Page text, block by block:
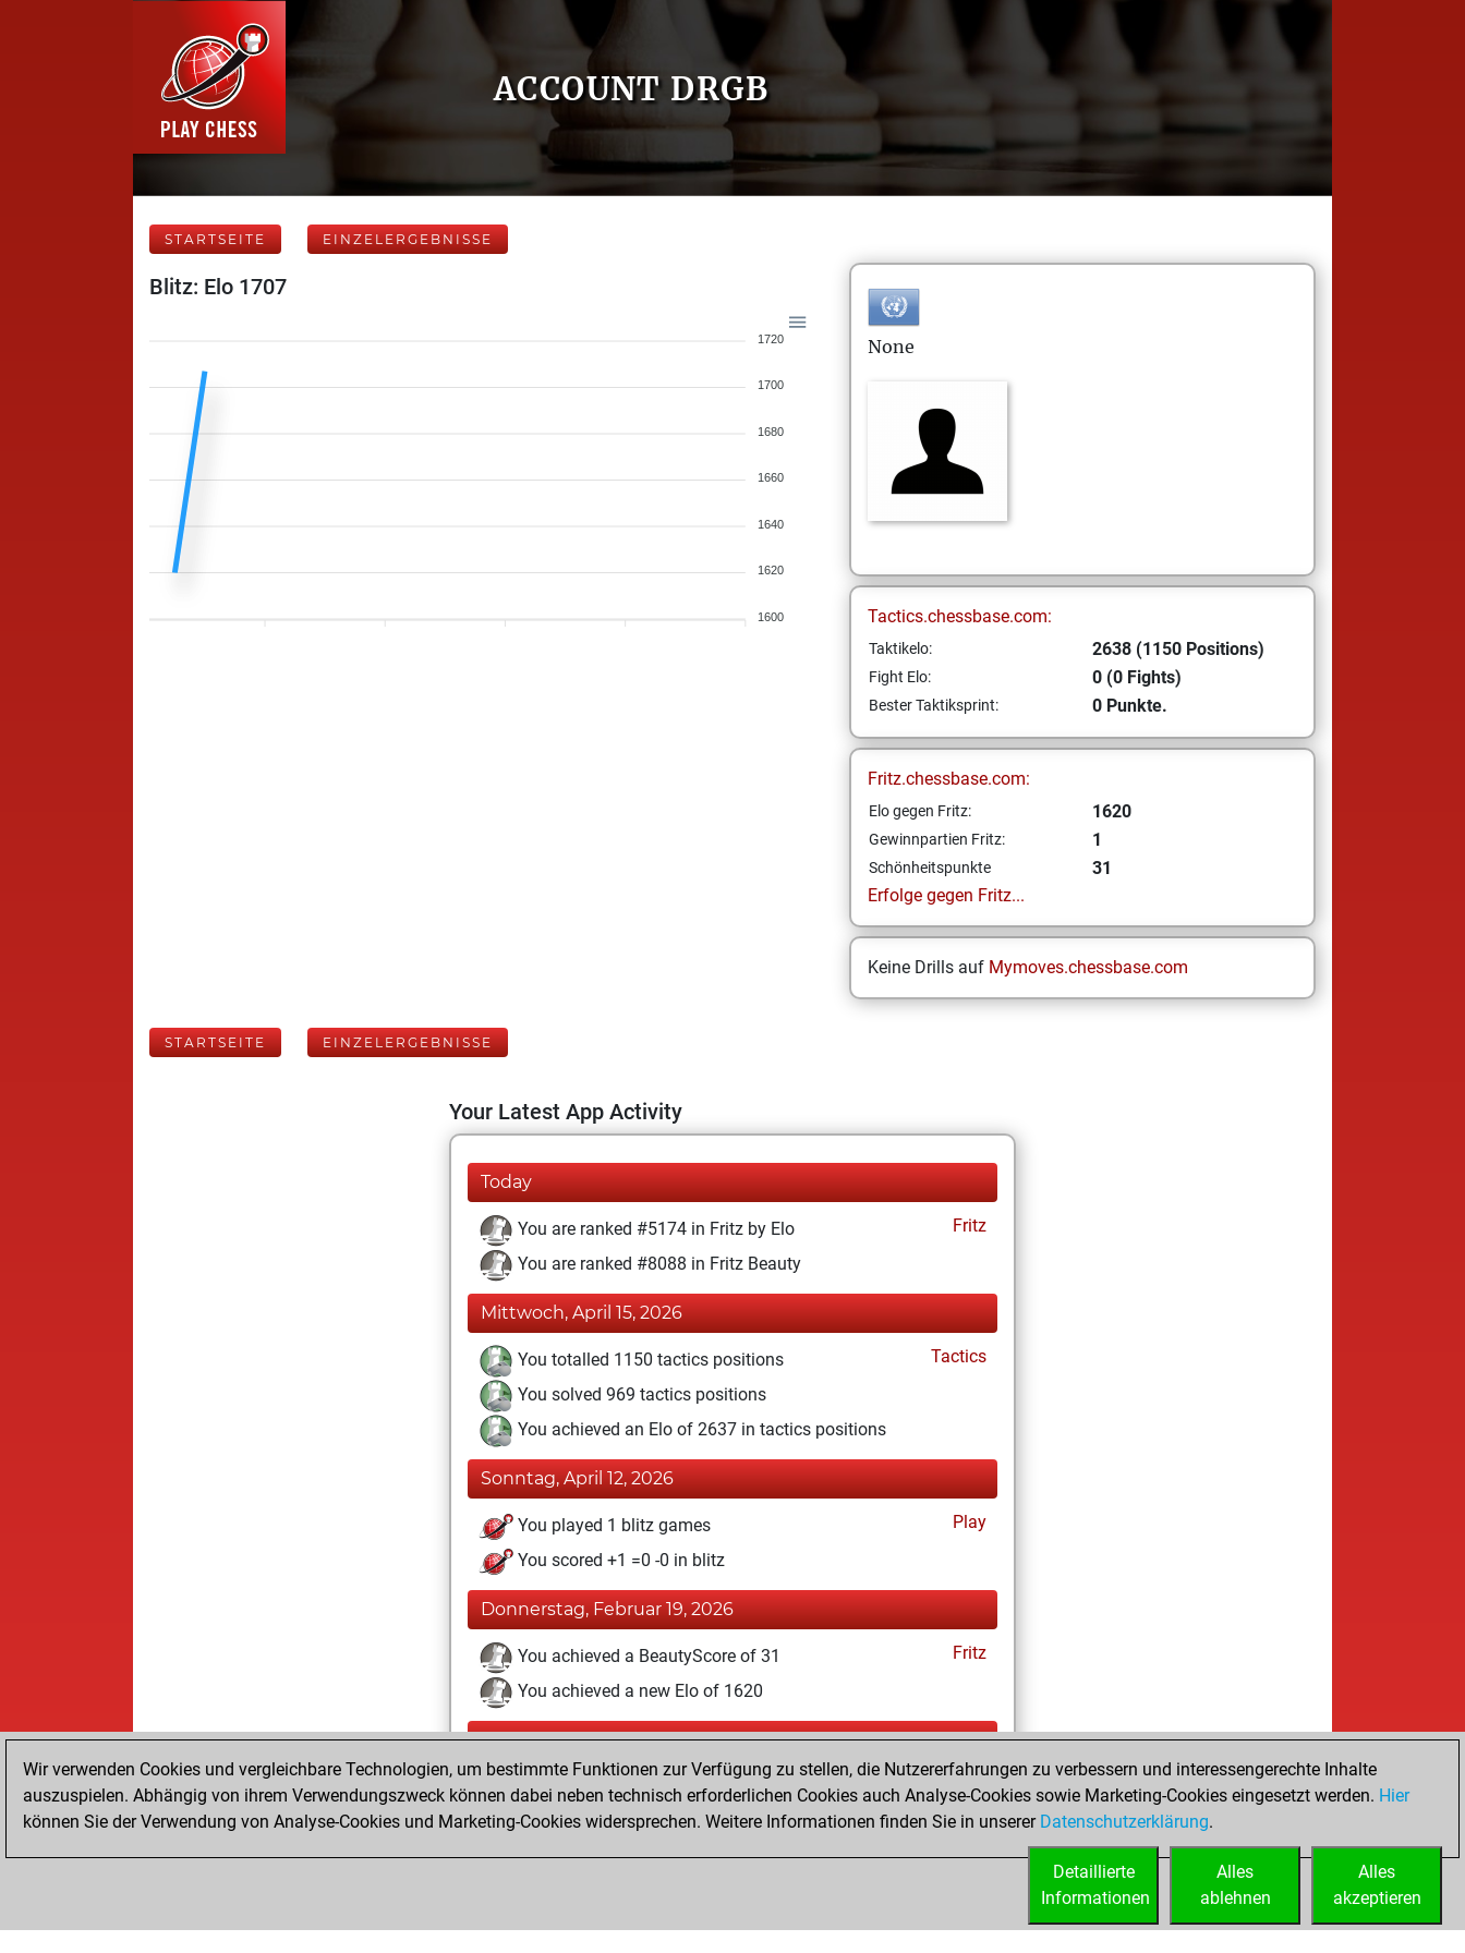
ACCOUNT DRGB
STARTSEITE EINZELERGEBNISSE
Blitz: Elo 1707
1720
1700
1680
1660
1640
1620
1600
None
Tactics.chessbase.com:
Taktikelo: 2638 (1150 Positions)
Fight Elo: 0 (0 Fights)
Bester Taktiksprint: 0 Punkte.
Fritz.chessbase.com:
Elo gegen Fritz: 1620
Gewinnpartien Fritz: 1
Schönheitspunkte
31
Erfolge gegen Fritz...
Keine Drills auf Mymoves.chessbase.com
STARTSEITE EINZELERGEBNISSE
Your Latest App Activity
Today
You are ranked #5174 in Fritz by Elo
Fritz
You are ranked #8088 in Fritz Beauty
Mittwoch, April 15, 2026
You totalled 1150 tactics positions
Tactics
You solved 969 tactics positions
You achieved an Elo of 2637 in tactics positions
Sonntag, April 12, 2026
You played 1 blitz games
Play
You scored +1 =0 -0 in blitz
Donnerstag, Februar 19, 2026
You achieved a BeautyScore of 31
Fritz
You achieved a new Elo of 1620
Samstag, Februar 7, 2026
You won against Fritz
Fritz
You created your Fritz account
Wir verwenden Cookies und vergleichbare Technologien, um bestimmte Funktionen zur Verfügung zu stellen, die Nutzererfahrungen zu verbessern und interessengerechte Inhalte
auszuspielen. Abhängig von ihrem Verwendungszweck können dabei neben technisch erforderlichen Cookies auch Analyse-Cookies sowie Marketing-Cookies eingesetzt werden. Hier
können Sie der Verwendung von Analyse-Cookies und Marketing-Cookies widersprechen. Weitere Informationen finden Sie in unserer Datenschutzerklärung.
Alles
akzeptieren
Alles
ablehnen
Detaillierte
Informationen